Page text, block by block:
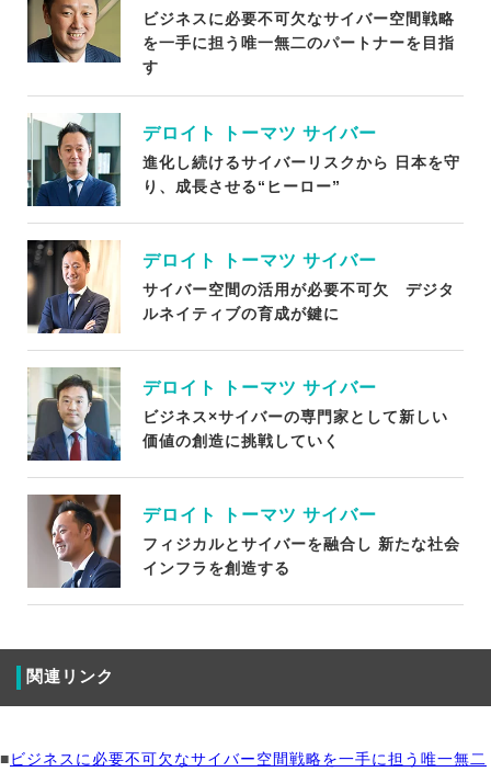
ビジネスに必要不可欠なサイバー空間戦略
を一手に担う唯一無二のパートナーを目指
す
デロイト トーマツ サイバー
進化し続けるサイバーリスクから 日本を守
り、成長させる“ヒーロー”
デロイト トーマツ サイバー
サイバー空間の活用が必要不可欠 デジタ
ルネイティブの育成が鍵に
デロイト トーマツ サイバー
ビジネス×サイバーの専門家として新しい
価値の創造に挑戦していく
デロイト トーマツ サイバー
フィジカルとサイバーを融合し 新たな社会
インフラを創造する
関連リンク
■ビジネスに必要不可欠なサイバー空間戦略を一手に担う唯一無二